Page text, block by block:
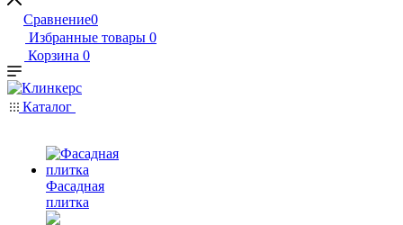
Сравнение0
Избранные товары 0
Корзина 0
Каталог
Фасадная
плитка